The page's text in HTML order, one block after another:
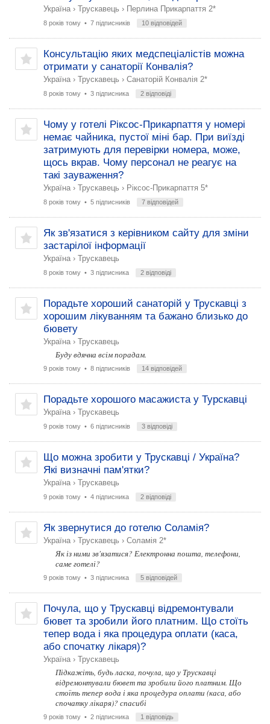
Україна › Трускавець › Перлина Прикарпаття 2*
8 років тому • 7 підписників 10 відповідей
Консультацію яких медспеціалістів можна
отримати у санаторії Конвалія?
Україна › Трускавець › Санаторій Конвалія 2*
8 років тому • 3 підписника 2 відповіді
Чому у готелі Ріксос-Прикарпаття у номері
немає чайника, пустої міні бар. При виїзді
затримують для перевірки номера, може,
щось вкрав. Чому персонал не реагує на
такі зауваження?
Україна › Трускавець › Ріксос-Прикарпаття 5*
8 років тому • 5 підписників 7 відповідей
Як зв'язатися з керівником сайту для зміни
застарілої інформації
Україна › Трускавець
8 років тому • 3 підписника 2 відповіді
Порадьте хороший санаторій у Трускавці з
хорошим лікуванням та бажано близько до
бювету
Україна › Трускавець
Буду вдячна всім порадам.
9 років тому • 8 підписників 14 відповідей
Порадьте хорошого масажиста у Турскавці
Україна › Трускавець
9 років тому • 6 підписників 3 відповіді
Що можна зробити у Трускавці / Україна?
Які визначні пам'ятки?
Україна › Трускавець
9 років тому • 4 підписника 2 відповіді
Як звернутися до готелю Соламія?
Україна › Трускавець › Соламія 2*
Як із ними зв'язатися? Електронна пошта, телефони,
саме готелі?
9 років тому • 3 підписника 5 відповідей
Почула, що у Трускавці відремонтували
бювет та зробили його платним. Що стоїть
тепер вода і яка процедура оплати (каса,
або спочатку лікаря)?
Україна › Трускавець
Підкажіть, будь ласка, почула, що у Трускавці
відремонтували бювет та зробили його платним. Що
стоїть тепер вода і яка процедура оплати (каса, або
спочатку лікаря)? спасибі
9 років тому • 2 підписника 1 відповідь